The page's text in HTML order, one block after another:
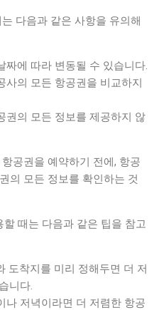
다음과 같은 사항을 유의해
짜에 따라 변동될 수 있습니다.
사의 모든 항공권을 비교하지
권의 모든 정보를 제공하지 않
공권을 예약하기 전에, 항공
의 모든 정보를 확인하는 것
때는 다음과 같은 팁을 참고
도착지를 미리 정해두면 더 저
니다.
나 저녁이라면 더 저렴한 항공